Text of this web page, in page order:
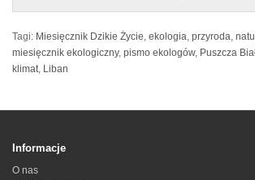
Tagi: Miesięcznik Dzikie Życie, ekologia, przyroda,
miesięcznik ekologiczny, pismo ekologów, Puszcza
klimat, Liban
Informacje
O nas